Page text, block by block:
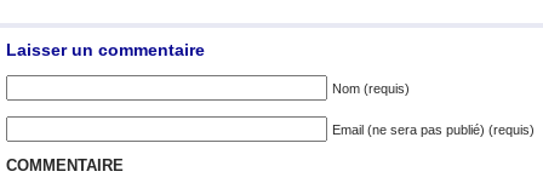
Laisser un commentaire
Nom (requis)
Email (ne sera pas publié) (requis)
COMMENTAIRE